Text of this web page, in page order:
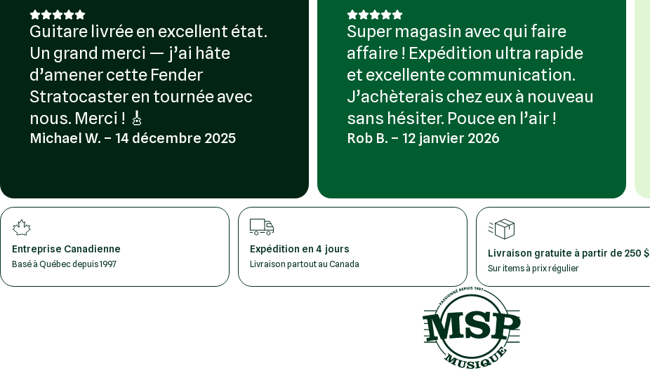
Guitare livrée en excellent état.
Un grand merci — j’ai hâte
d’amener cette Fender
Stratocaster en tournée avec
nous. Merci ! 🎸
Michael W. – 14 décembre 2025
Super magasin avec qui faire
affaire ! Expédition ultra rapide
et excellente communication.
J’achèterais chez eux à nouveau
sans hésiter. Pouce en l’air !
Rob B. – 12 janvier 2026
Entreprise Canadienne
Basé à Québec depuis 1997
Expédition en 4 jours
Livraison partout au Canada
Livraison gratuite à partir de 250 $
Sur items à prix régulier